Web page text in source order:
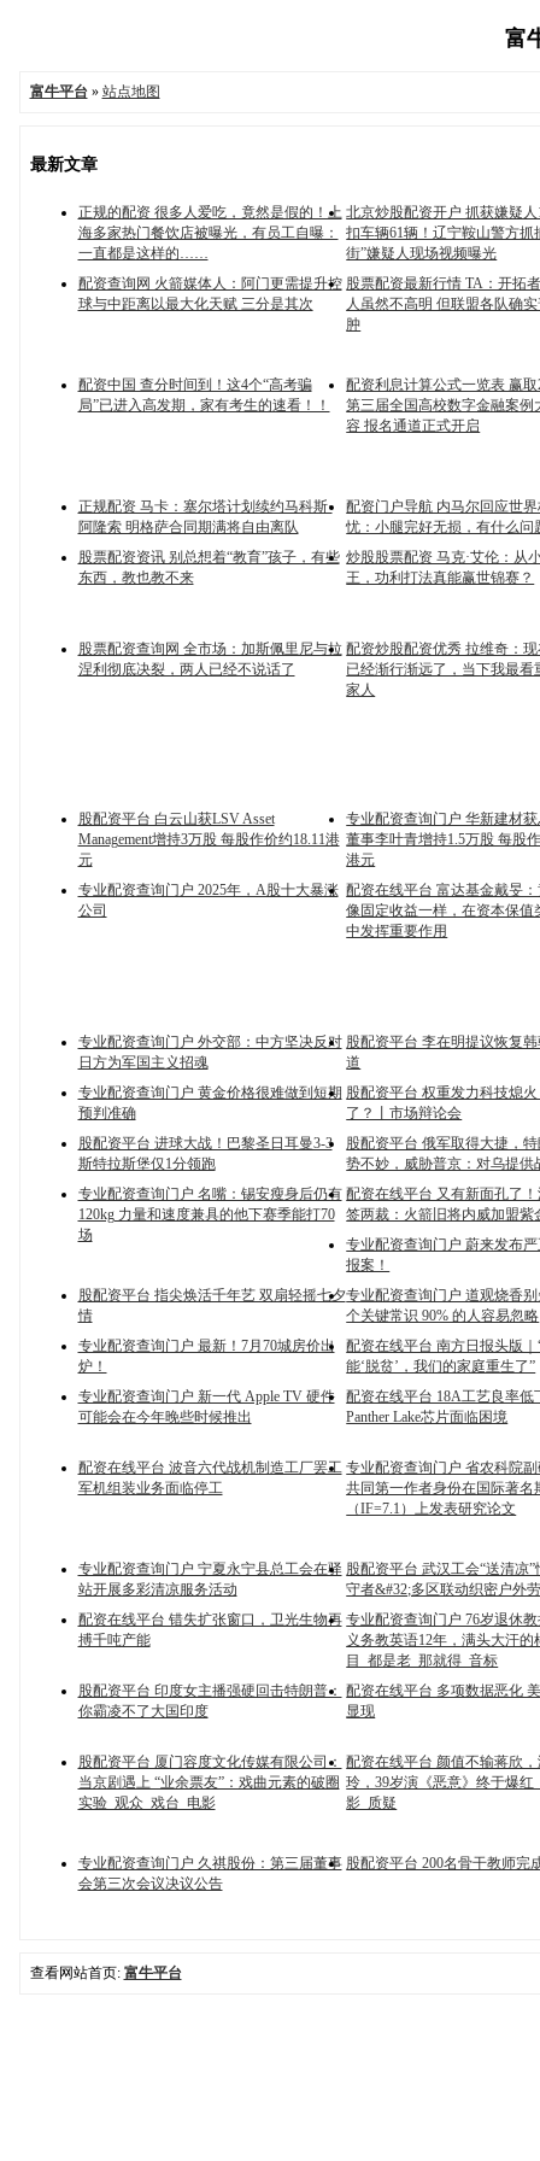
富
富牛平台» 站点地图
最新文章
正规的配资 很多人爱吃，竟然是假的！上
海多家热门餐饮店被曝光，有员工自曝：
一直都是这样的……
北京炒股配资开户 抓获嫌疑
扣车辆61辆！辽宁鞍山警方抓
街”嫌疑人现场视频曝光
配资查询网 火箭媒体人：阿门更需提升控
球与中距离以最大化天赋 三分是其次
股票配资最新行情 TA：开拓
人虽然不高明 但联盟各队确
肿
配资中国 查分时间到！这4个“高考骗
局”已进入高发期，家有考生的速看！！
配资利息计算公式一览表 赢
第三届全国高校数字金融案例
容 报名通道正式开启
正规配资 马卡：塞尔塔计划续约马科斯·
阿隆索 明格萨合同期满将自由离队
配资门户导航 内马尔回应世
忧：小腿完好无损，有什么问
股票配资资讯 别总想着“教育”孩子，有些
东西，教也教不来
炒股股票配资 马克·艾伦：从
王，功利打法真能赢世锦赛？
股票配资查询网 全市场：加斯佩里尼与拉
涅利彻底决裂，两人已经不说话了
配资炒股配资优秀 拉维奇：
已经渐行渐远了，当下我最看
家人
股配资平台 白云山获LSV Asset
Management增持3万股 每股作价约18.11港
元
专业配资查询门户 华新建材
董事李叶青增持1.5万股 每股
港元
专业配资查询门户 2025年，A股十大暴涨
公司
配资在线平台 富达基金戴旻
像固定收益一样，在资本保值
中发挥重要作用
专业配资查询门户 外交部：中方坚决反对
日方为军国主义招魂
股配资平台 李在明提议恢复
道
专业配资查询门户 黄金价格很难做到短期
预判准确
股配资平台 权重发力科技熄
了？丨市场辩论会
股配资平台 进球大战！巴黎圣日耳曼3-3
斯特拉斯堡仅1分领跑
股配资平台 俄军取得大捷，
势不妙，威胁普京：对乌提供
专业配资查询门户 名嘴：锡安瘦身后仍有
120kg 力量和速度兼具的他下赛季能打70
场
配资在线平台 又有新面孔了
签两裁：火箭旧将内威加盟紫
专业配资查询门户 蔚来发布
报案！
股配资平台 指尖焕活千年艺 双扇轻摇七夕
情
专业配资查询门户 道观烧香
个关键常识 90% 的人容易忽略
专业配资查询门户 最新！7月70城房价出
炉！
配资在线平台 南方日报头版
能‘脱贫’，我们的家庭重生了”
专业配资查询门户 新一代 Apple TV 硬件
可能会在今年晚些时候推出
配资在线平台 18A工艺良率低
Panther Lake芯片面临困境
配资在线平台 波音六代战机制造工厂罢工
军机组装业务面临停工
专业配资查询门户 省农科院
共同第一作者身份在国际著名
（IF=7.1）上发表研究论文
专业配资查询门户 宁夏永宁县总工会在驿
站开展多彩清凉服务活动
股配资平台 武汉工会“送清凉
守者&#32;多区联动织密户外
配资在线平台 错失扩张窗口，卫光生物再
搏千吨产能
专业配资查询门户 76岁退休
义务教英语12年，满头大汗的
目_都是老_那就得_音标
股配资平台 印度女主播强硬回击特朗普：
你霸凌不了大国印度
配资在线平台 多项数据恶化
显现
股配资平台 厦门容度文化传媒有限公司：
当京剧遇上 “业余票友”：戏曲元素的破圈
实验_观众_戏台_电影
配资在线平台 颜值不输蒋欣
玲，39岁演《恶意》终于爆红
影_质疑
专业配资查询门户 久祺股份：第三届董事
会第三次会议决议公告
股配资平台 200名骨干教师完
查看网站首页: 富牛平台